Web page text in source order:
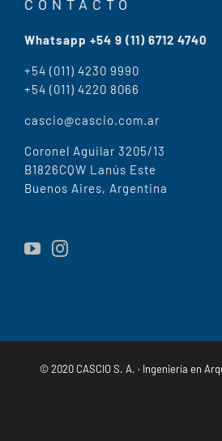
CONTACTO
Whatsapp +54 9 (11) 6712 4740
+54 (011) 4230 9990
+54 (011) 4220 8066
cascio@cascio.com.ar
Coronel Aguilar 3205/13
B1826CQW Lanús Este
Buenos Aires, Argentina
© 2020 CASCIO S. A. · Ingeniería en